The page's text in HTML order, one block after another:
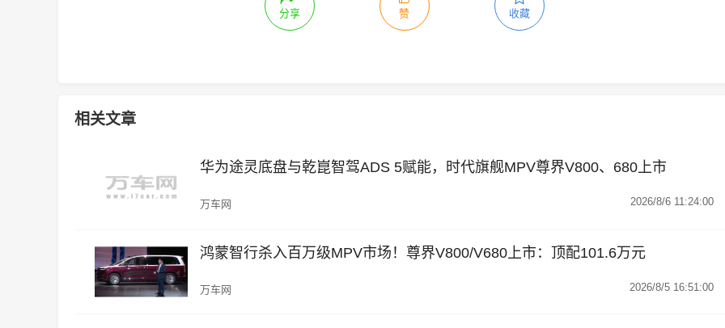
分享 赞 收藏
相关文章
华为途灵底盘与乾崑智驾ADS 5赋能，时代旗舰MPV尊界V800、680上市
万车网 2026/8/6 11:24:00
鸿蒙智行杀入百万级MPV市场！尊界V800/V680上市：顶配101.6万元
万车网 2026/8/5 16:51:00